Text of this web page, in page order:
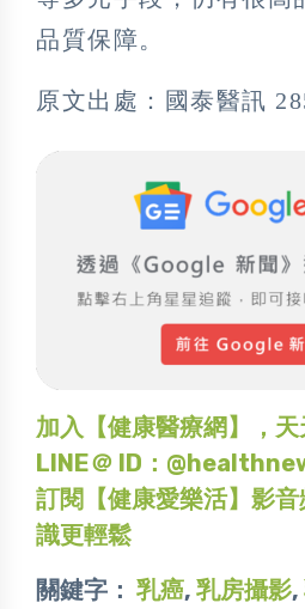
品質保障。
原文出處：國泰醫訊
加入【健康醫療網】，天
LINE＠ ID：
訂閱【健康愛樂活】影
識更輕鬆
關鍵字： 乳癌, 乳房攝影,